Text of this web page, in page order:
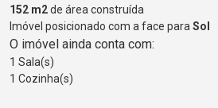
152 m2de área construída
Imóvel posicionado com a face para Sol
O imóvel ainda conta com:
1 Sala(s)
1 Cozinha(s)